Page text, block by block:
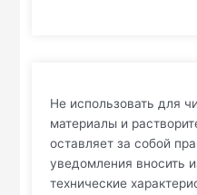
Не использовать для
материалы и
оставляет за собой
уведомления вносить
технические